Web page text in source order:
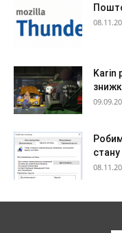
Karin
стану